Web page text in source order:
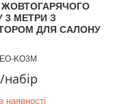
ЖОВТОГАРЯЧОГО
3 МЕТРИ З
ДЛЯ САЛОНУ
KO3M
наявності